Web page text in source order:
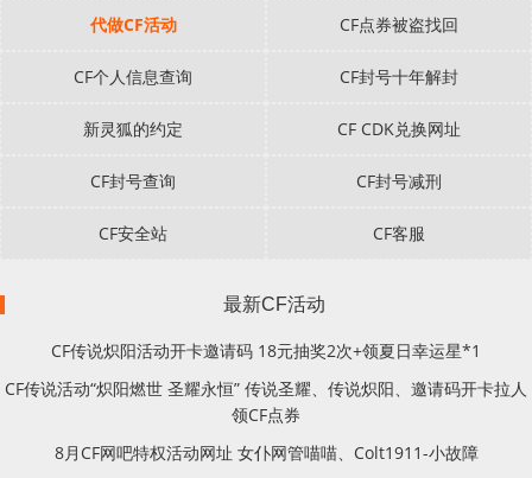
代做CF活动 CF点券被盗找回
CF个人信息查询 CF封号十年解封
新灵狐的约定 CF CDK兑换网址
CF封号查询 CF封号减刑
CF安全站 CF客服
最新CF活动
CF传说炽阳活动开卡邀请码 18元抽奖2次+领夏日幸运星*1
CF传说活动“炽阳燃世 圣耀永恒” 传说圣耀、传说炽阳、邀请码开卡拉人
领CF点券
8月CF网吧特权活动网址 女仆网管喵喵、Colt1911-小故障